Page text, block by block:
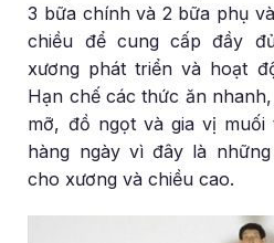
3 bữa chính và 2 bữa phụ
chiều để cung cấp đầy
xương phát triển và hoạt
Hạn chế các thức ăn
mỡ, đồ ngọt và gia vị
hàng ngày vì đây là
cho xương và chiều cao.